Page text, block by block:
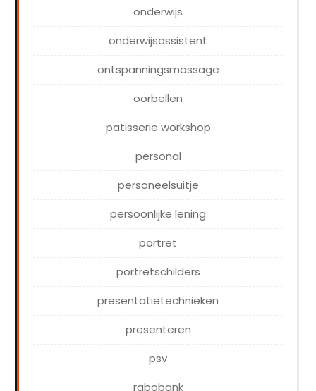
onderwijs
onderwijsassistent
ontspanningsmassage
oorbellen
patisserie workshop
personal
personeelsuitje
persoonlijke lening
portret
portretschilders
presentatietechnieken
presenteren
psv
rabobank